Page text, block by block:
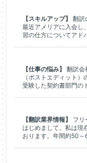
【スキルアップ】
翻訳
最近アメリアに入会し
習の仕方についてアド
【仕事の悩み】
翻訳会
（ポストエディット
受験した契約書部門の
【翻訳業界情報】
フリ
はじめまして。私は現
おります。年間約50